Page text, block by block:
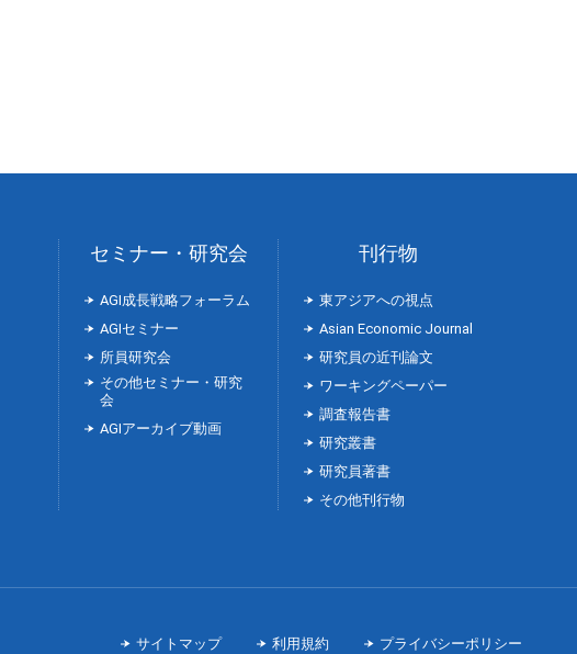
セミナー・研究会
AGI成長戦略フォーラム
AGIセミナー
所員研究会
その他セミナー・研究
会
AGIアーカイブ動画
刊行物
東アジアへの視点
Asian Economic Journal
研究員の近刊論文
ワーキングペーパー
調査報告書
研究叢書
研究員著書
その他刊行物
サイトマップ 利用規約 プライバシーポリシー